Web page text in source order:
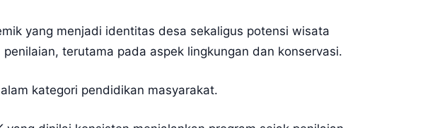
yang menjadi identitas desa sekaligus potensi wisata
terutama pada aspek lingkungan dan konservasi.
kategori pendidikan masyarakat.